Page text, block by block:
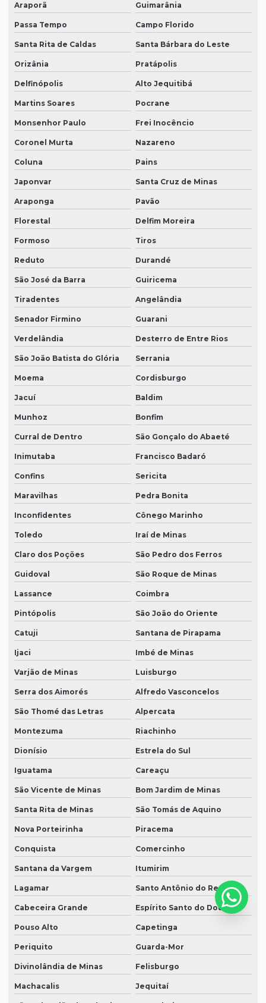
Araporã Guimarânia
Passa Tempo Campo Florido
Santa Rita de Caldas Santa Bárbara do Leste
Orizânia Pratápolis
Delfinópolis Alto Jequitibá
Martins Soares Pocrane
Monsenhor Paulo Frei Inocêncio
Coronel Murta Nazareno
Coluna Pains
Japonvar Santa Cruz de Minas
Araponga Pavão
Florestal Delfim Moreira
Formoso Tiros
Reduto Durandé
São José da Barra Guiricema
Tiradentes Angelândia
Senador Firmino Guarani
Verdelândia Desterro de Entre Rios
São João Batista do Glória Serrania
Moema Cordisburgo
Jacuí Baldim
Munhoz Bonfim
Curral de Dentro São Gonçalo do Abaeté
Inimutaba Francisco Badaró
Confins Sericita
Maravilhas Pedra Bonita
Inconfidentes Cônego Marinho
Toledo Iraí de Minas
Claro dos Poções São Pedro dos Ferros
Guidoval São Roque de Minas
Lassance Coimbra
Pintópolis São João do Oriente
Catuji Santana de Pirapama
Ijaci Imbé de Minas
Varjão de Minas Luisburgo
Serra dos Aimorés Alfredo Vasconcelos
São Thomé das Letras Alpercata
Montezuma Riachinho
Dionísio Estrela do Sul
Iguatama Careaçu
São Vicente de Minas Bom Jardim de Minas
Santa Rita de Minas São Tomás de Aquino
Nova Porteirinha Piracema
Conquista Comercinho
Santana da Vargem Itumirim
Lagamar Santo Antônio do Retiro
Cabeceira Grande Espírito Santo do Dourado
Pouso Alto Capetinga
Periquito Guarda-Mor
Divinolândia de Minas Felisburgo
Machacalis Jequitaí